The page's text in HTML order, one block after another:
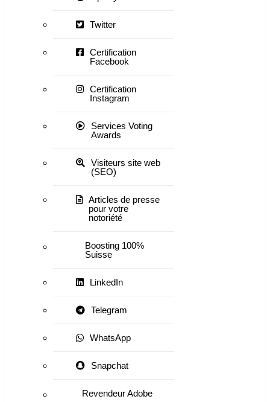
Twitter
Certification
Facebook
Certification
Instagram
Services Voting
Awards
Visiteurs site web
(SEO)
Articles de presse
pour votre
notoriété
Boosting 100%
Suisse
LinkedIn
Telegram
WhatsApp
Snapchat
Revendeur Adobe